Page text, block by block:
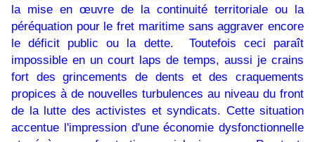
la mise en œuvre de la continuité territoriale ou la
péréquation pour le fret maritime sans aggraver encore
le déficit public ou la dette. Toutefois ceci paraît
impossible en un court laps de temps, aussi je crains
fort des grincements de dents et des craquements
propices à de nouvelles turbulences au niveau du front
de la lutte des activistes et syndicats. Cette situation
accentue l'impression d'une économie dysfonctionnelle